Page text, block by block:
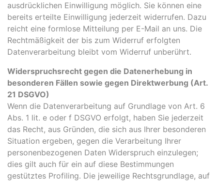
ausdrücklichen Einwilligung möglich. Sie können eine
bereits erteilte Einwilligung jederzeit widerrufen. Dazu
reicht eine formlose Mitteilung per E-Mail an uns. Die
Rechtmäßigkeit der bis zum Widerruf erfolgten
Datenverarbeitung bleibt vom Widerruf unberührt.
Widerspruchsrecht gegen die Datenerhebung in
besonderen Fällen sowie gegen Direktwerbung (Art.
21 DSGVO)
Wenn die Datenverarbeitung auf Grundlage von Art. 6
Abs. 1 lit. e oder f DSGVO erfolgt, haben Sie jederzeit
das Recht, aus Gründen, die sich aus Ihrer besonderen
Situation ergeben, gegen die Verarbeitung Ihrer
personenbezogenen Daten Widerspruch einzulegen;
dies gilt auch für ein auf diese Bestimmungen
gestütztes Profiling. Die jeweilige Rechtsgrundlage, auf